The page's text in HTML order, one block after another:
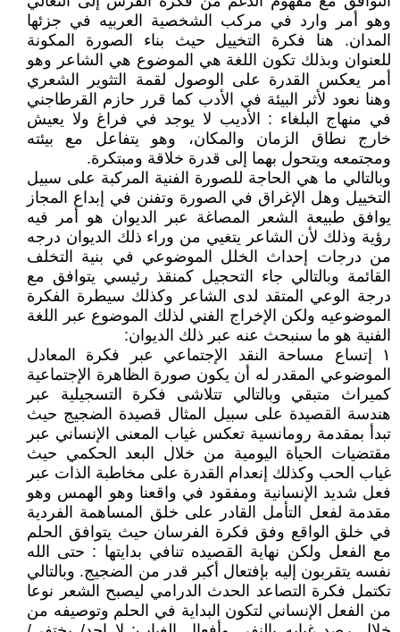
وهو أمر وارد في مركب الشخصية العربيه في جزئها
المدان. هنا فكرة التخييل حيث بناء الصورة المكونة
للعنوان وبذلك تكون اللغة هي الموضوع هي الشاعر وهو
أمر يعكس القدرة على الوصول لقمة التثوير الشعري
وهنا نعود لأثر البيئة في الأدب كما قرر حازم القرطاجني
في منهاج البلغاء : الأديب لا يوجد في فراغ ولا يعيش
خارج نطاق الزمان والمكان، وهو يتفاعل مع بيئته
ومجتمعه ويتحول بهما إلى قدرة خلاقة ومبتكرة.
وبالتالي ما هي الحاجة للصورة الفنية المركبة على سبيل
التخييل وهل الإغراق في الصورة وتفنن في إبداع المجاز
يوافق طبيعة الشعر المصاغة عبر الديوان هو أمر فيه
رؤية وذلك لأن الشاعر يتغيي من وراء ذلك الديوان درجه
من درجات إحداث الخلل الموضوعي في بنية التخلف
القائمة وبالتالي جاء التحجيل كمنقذ رئيسي يتوافق مع
درجة الوعي المتقد لدى الشاعر وكذلك سيطرة الفكرة
الموضوعيه ولكن الإخراج الفني لذلك الموضوع عبر اللغة
الفنية هو ما سنبحث عنه عبر ذلك الديوان:
١ إتساع مساحة النقد الإجتماعي عبر فكرة المعادل
الموضوعي المقدر له أن يكون صورة الظاهرة الإجتماعية
كميراث متبقي وبالتالي تتلاشى فكرة التسجيلية عبر
هندسة القصيدة على سبيل المثال قصيدة الضجيج حيث
تبدأ بمقدمة رومانسية تعكس غياب المعنى الإنساني عبر
مقتضيات الحياة اليومية من خلال البعد الحكمي حيث
غياب الحب وكذلك إنعدام القدرة على مخاطبة الذات عبر
فعل شديد الإنسانية ومفقود في واقعنا وهو الهمس وهو
مقدمة لفعل التأمل القادر على خلق المساهمة الفردية
في خلق الواقع وفق فكرة الفرسان حيث يتوافق الحلم
مع الفعل ولكن نهاية القصيده تنافي بدايتها : حتى الله
نفسه يتقربون إليه بإفتعال أكبر قدر من الضجيج. وبالتالي
تكتمل فكرة التصاعد الحدث الدرامي ليصبح الشعر نوعا
من الفعل الإنساني لتكون البداية في الحلم وتوصيفه من